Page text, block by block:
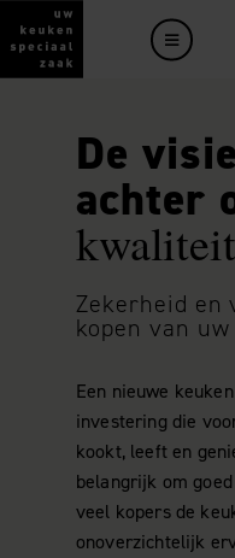
De visie
achter
Zekerheid en
kopen van
Een nieuwe
investering die
kookt, leeft en
belangrijk om
veel kopers de
onoverzichtelijk